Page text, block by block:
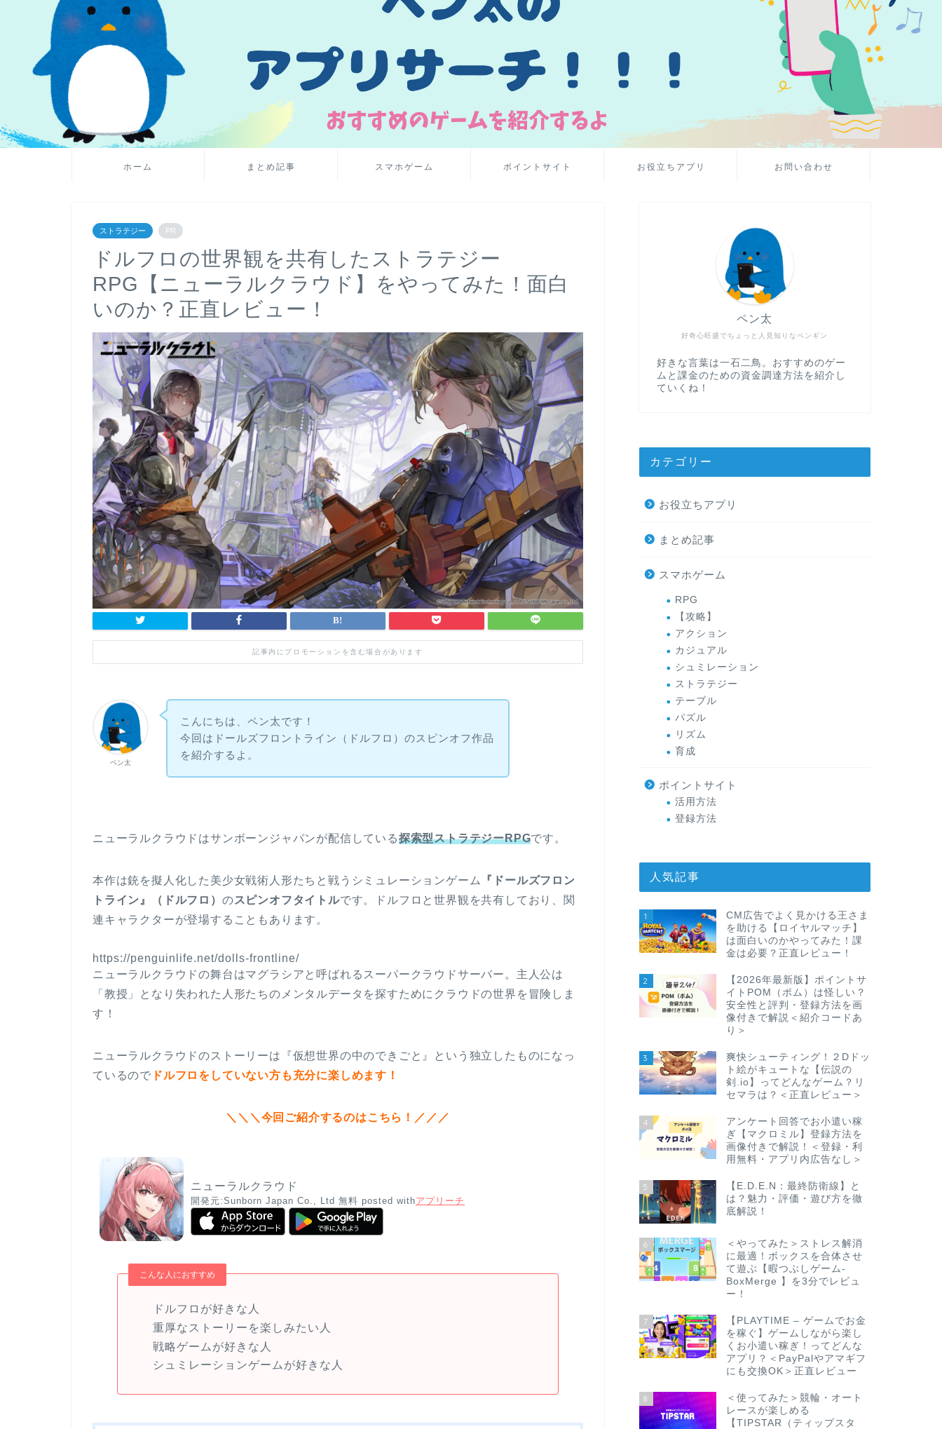
ホーム まとめ記事 スマホゲーム ポイントサイト お役立ちアプリ お問い合わせ
ストラテジー PR
ドルフロの世界観を共有したストラテジー
RPG【ニューラルクラウド】をやってみた！面白
いのか？正直レビュー！
記事内にプロモーションを含む場合があります
ペン太
こんにちは、ペン太です！
今回はドールズフロントライン（ドルフロ）のスピンオフ作品
を紹介するよ。
ニューラルクラウドはサンボーンジャパンが配信している探索型ストラテジーRPGです。
本作は銃を擬人化した美少女戦術人形たちと戦うシミュレーションゲーム
『ドールズフロン
トライン』（ドルフロ） のスピンオフタイトルです。ドルフロと世界観を共有しており、関
連キャラクターが登場することもあります。
https://penguinlife.net/dolls-frontline/
ニューラルクラウドの舞台はマグラシアと呼ばれるスーパークラウドサーバー。主人公は
「教授」となり失われた人形たちのメンタルデータを探すためにクラウドの世界を冒険しま
す！
ニューラルクラウドのストーリーは『仮想世界の中のできごと』という独立したものになっ
ているので ドルフロをしていない方も充分に楽しめます！
＼＼＼今回ご紹介するのはこちら！／／／
ニューラルクラウド
開発元:Sunborn Japan Co., Ltd 無料 posted withアプリーチ
こんな人におすすめ
ドルフロが好きな人
重厚なストーリーを楽しみたい人
戦略ゲームが好きな人
シュミレーションゲームが好きな人
好奇心旺盛でちょっと人見知りなペンギン
ペン太
好きな言葉は一石二鳥。おすすめのゲー
ムと課金のための資金調達方法を紹介し
ていくね！
カテゴリー
お役立ちアプリ
まとめ記事
スマホゲーム
RPG
【攻略】
アクション
カジュアル
シュミレーション
ストラテジー
テーブル
パズル
リズム
育成
ポイントサイト
活用方法
登録方法
人気記事
1
CM広告でよく見かける王さま
を助ける【ロイヤルマッチ】
は面白いのかやってみた！課
金は必要？正直レビュー！
2
【2026年最新版】ポイントサ
イトPOM（ポム）は怪しい？
安全性と評判・登録方法を画
像付きで解説＜紹介コードあ
り＞
3
爽快シューティング！２Dドッ
ト絵がキュートな【伝説の
剣.io】ってどんなゲーム？リ
セマラは？＜正直レビュー＞
4
アンケート回答でお小遣い稼
ぎ【マクロミル】登録方法を
画像付きで解説！＜登録・利
用無料・アプリ内広告なし＞
5
【E.D.E.N：最終防衛線】と
は？魅力・評価・遊び方を徹
底解説！
6
＜やってみた＞ストレス解消
に最適！ボックスを合体させ
て遊ぶ【暇つぶしゲーム-
BoxMerge 】を3分でレビュ
ー！
7
【PLAYTIME – ゲームでお金
を稼ぐ】ゲームしながら楽し
くお小遣い稼ぎ！ってどんな
アプリ？＜PayPalやアマギフ
にも交換OK＞正直レビュー
8
＜使ってみた＞競輪・オート
レースが楽しめる
【TIPSTAR（ティップスタ